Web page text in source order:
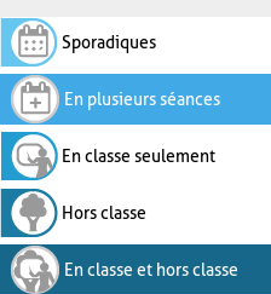
Sporadiques
En plusieurs séances
En classe seulement
Hors classe
En classe et hors classe